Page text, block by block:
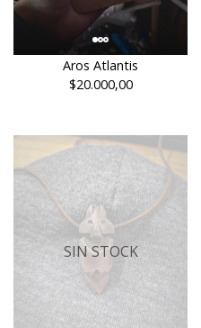
Aros Atlantis
$20.000,00
SIN STOCK